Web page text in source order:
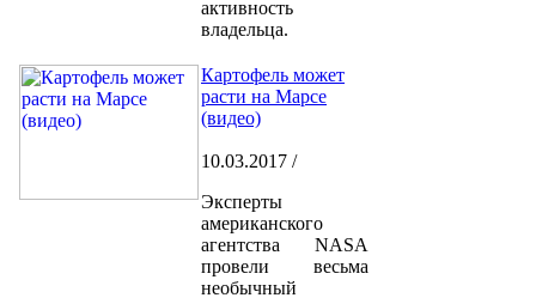
активность
владельца.
Картофель может
расти на Марсе
(видео)
10.03.2017 /
Эксперты
американского
агентства NASA
провели весьма
необычный